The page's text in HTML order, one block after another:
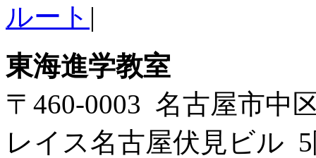
ルート |
東海進学教室
〒460-0003 名古屋市中
レイス名古屋伏見ビル